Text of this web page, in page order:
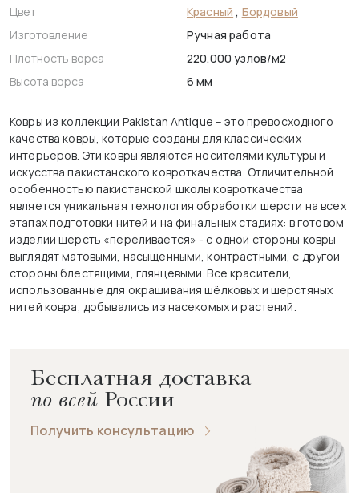
Цвет
Красный , Бордовый
Изготовление
Ручная работа
Плотность ворса
220.000 узлов/м2
Высота ворса
6 мм
Ковры из коллекции Pakistan Antique – это превосходного
качества ковры, которые созданы для классических
интерьеров. Эти ковры являются носителями культуры и
искусства пакистанского ковроткачества. Отличительной
особенностью пакистанской школы ковроткачества
является уникальная технология обработки шерсти на всех
этапах подготовки нитей и на финальных стадиях: в готовом
изделии шерсть «переливается» - с одной стороны ковры
выглядят матовыми, насыщенными, контрастными, с другой
стороны блестящими, глянцевыми. Все красители,
использованные для окрашивания шёлковых и шерстяных
нитей ковра, добывались из насекомых и растений.
Бесплатная доставка
по всей России
Получить консультацию